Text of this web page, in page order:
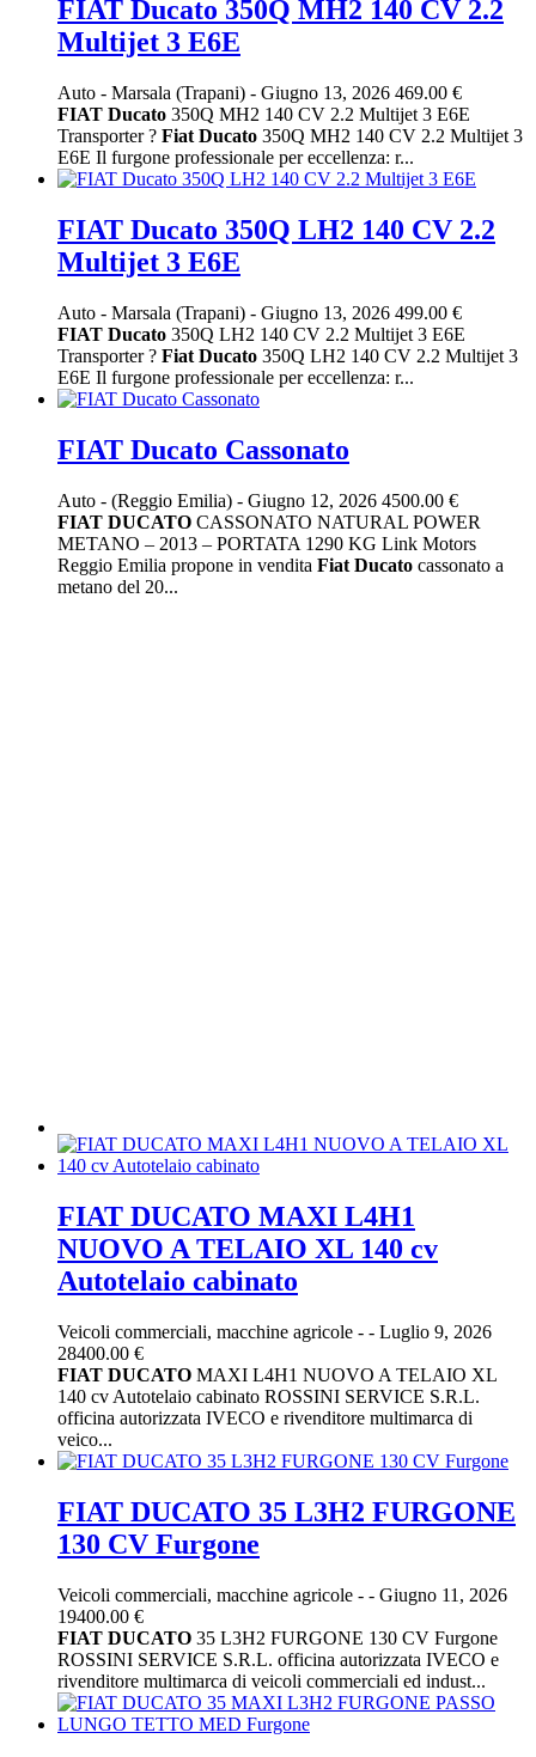
FIAT Ducato 350Q MH2 140 CV 2.2
Multijet 3 E6E
Auto - Marsala (Trapani) - Giugno 13, 2026 469.00 €
FIAT Ducato 350Q MH2 140 CV 2.2 Multijet 3 E6E
Transporter ? Fiat Ducato 350Q MH2 140 CV 2.2 Multijet 3
E6E Il furgone professionale per eccellenza: r...
FIAT Ducato 350Q LH2 140 CV 2.2
Multijet 3 E6E
Auto - Marsala (Trapani) - Giugno 13, 2026 499.00 €
FIAT Ducato 350Q LH2 140 CV 2.2 Multijet 3 E6E
Transporter ? Fiat Ducato 350Q LH2 140 CV 2.2 Multijet 3
E6E Il furgone professionale per eccellenza: r...
FIAT Ducato Cassonato
Auto - (Reggio Emilia) - Giugno 12, 2026 4500.00 €
FIAT DUCATO CASSONATO NATURAL POWER
METANO – 2013 – PORTATA 1290 KG Link Motors
Reggio Emilia propone in vendita Fiat Ducato cassonato a
metano del 20...
FIAT DUCATO MAXI L4H1
NUOVO A TELAIO XL 140 cv
Autotelaio cabinato
Veicoli commerciali, macchine agricole - - Luglio 9, 2026
28400.00 €
FIAT DUCATO MAXI L4H1 NUOVO A TELAIO XL
140 cv Autotelaio cabinato ROSSINI SERVICE S.R.L.
officina autorizzata IVECO e rivenditore multimarca di
veico...
FIAT DUCATO 35 L3H2 FURGONE
130 CV Furgone
Veicoli commerciali, macchine agricole - - Giugno 11, 2026
19400.00 €
FIAT DUCATO 35 L3H2 FURGONE 130 CV Furgone
ROSSINI SERVICE S.R.L. officina autorizzata IVECO e
rivenditore multimarca di veicoli commerciali ed indust...